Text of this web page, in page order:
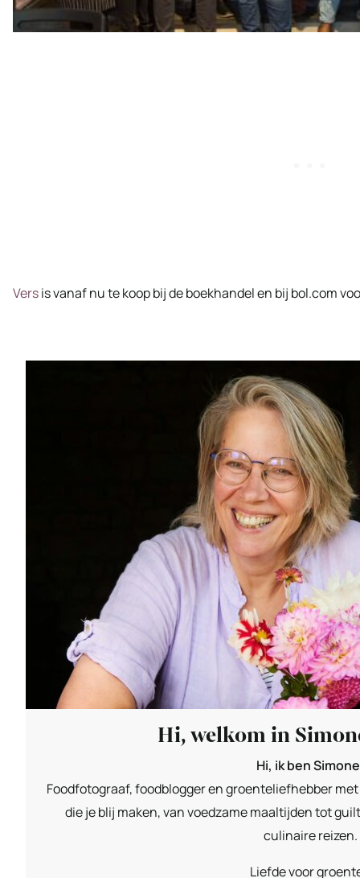
Versis vanaf nu te koop bij de boekhandel en bij bol.com
Hi, welkom in
Hi, ik ben
Foodfotograaf, foodblogger en groenteliefhebber
die je blij maken, van voedzame maaltijden tot
culinaire reizen.
Liefde voor